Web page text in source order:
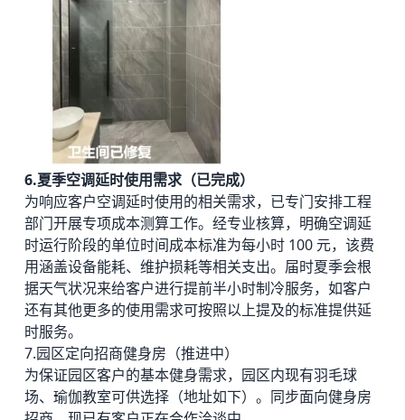
6.夏季空调延时使用需求（已完成）
为响应客户空调延时使用的相关需求，已专门安排工程
部门开展专项成本测算工作。经专业核算，明确空调延
时运行阶段的单位时间成本标准为每小时 100 元，该费
用涵盖设备能耗、维护损耗等相关支出。届时夏季会根
据天气状况来给客户进行提前半小时制冷服务，如客户
还有其他更多的使用需求可按照以上提及的标准提供延
时服务。
7.园区定向招商健身房（推进中）
为保证园区客户的基本健身需求，园区内现有羽毛球
场、瑜伽教室可供选择（地址如下）。同步面向健身房